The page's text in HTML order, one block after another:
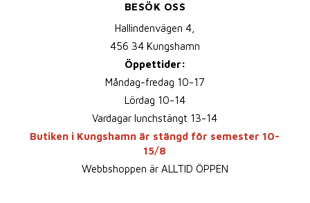
BESÖK OSS
Hallindenvägen 4,
456 34 Kungshamn
Öppettider:
Måndag-fredag 10-17
Lördag 10-14
Vardagar lunchstängt 13-14
Butiken i Kungshamn är stängd för semester 10-
15/8
Webbshoppen är ALLTID ÖPPEN